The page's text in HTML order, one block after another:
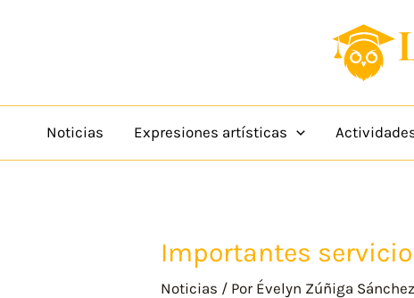
Noticias Expresiones artísticas
Importantes
Noticias / Por Évelyn Zúñiga Sánchez